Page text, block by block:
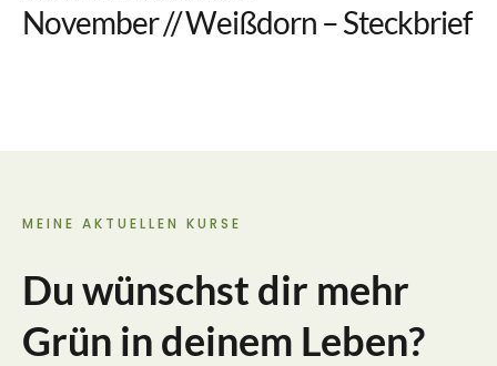
November // Weißdorn – Steckbrief
MEINE AKTUELLEN KURSE
Du wünschst dir mehr
Grün in deinem Leben?